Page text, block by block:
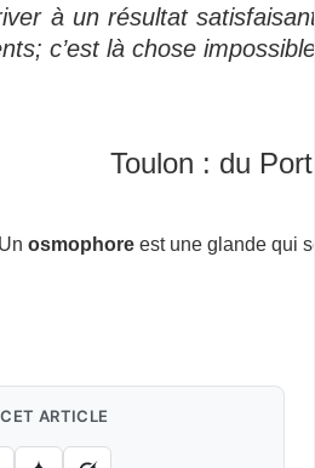
à un résultat
c’est là chose
Toulon : du
Un osmophoreest une glande qui
ARTICLE